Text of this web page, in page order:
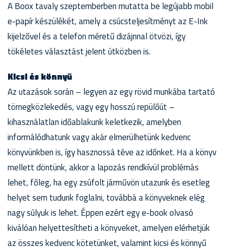
A Boox tavaly szeptemberben mutatta be legújabb mobil
e-papír készülékét, amely a csúcsteljesítményt az E-Ink
kijelzővel és a telefon méretű dizájnnal ötvözi, így
tökéletes választást jelent útközben is.
Kicsi és könnyű
Az utazások során – legyen az egy rövid munkába tartató
tömegközlekedés, vagy egy hosszú repülőút –
kihasználatlan időablakunk keletkezik, amelyben
informálódhatunk vagy akár elmerülhetünk kedvenc
könyvünkben is, így hasznossá téve az időnket. Ha a könyv
mellett döntünk, akkor a lapozás rendkívül problémás
lehet, főleg, ha egy zsúfolt járművön utazunk és esetleg
helyet sem tudunk foglalni, továbbá a könyveknek elég
nagy súlyuk is lehet. Éppen ezért egy e-book olvasó
kiválóan helyettesítheti a könyveket, amelyen elérhetjük
az összes kedvenc kötetünket, valamint kicsi és könnyű